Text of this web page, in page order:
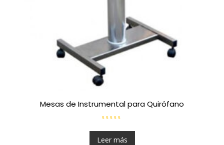
Mesas de Instrumental para Quirófano
a
l
Leer más